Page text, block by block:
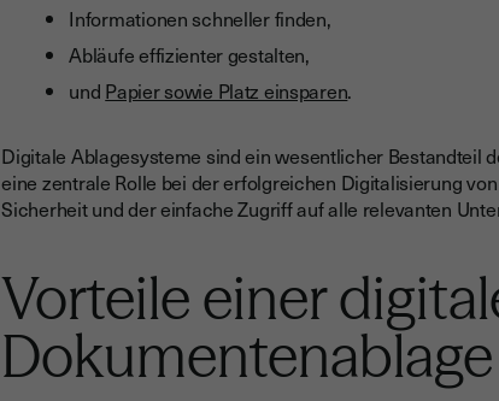
Informationen schneller finden,
Abläufe effizienter gestalten,
und Papier sowie Platz einsparen.
Digitale Ablagesysteme sind ein wesentlicher Bestandteil
eine zentrale Rolle bei der erfolgreichen Digitalisierung
Sicherheit und der einfache Zugriff auf alle relevanten
Vorteile einer
Dokumentenablage